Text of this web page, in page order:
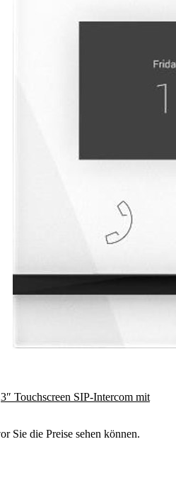
Touchscreen SIP-Intercom mit
Sie die Preise sehen können.